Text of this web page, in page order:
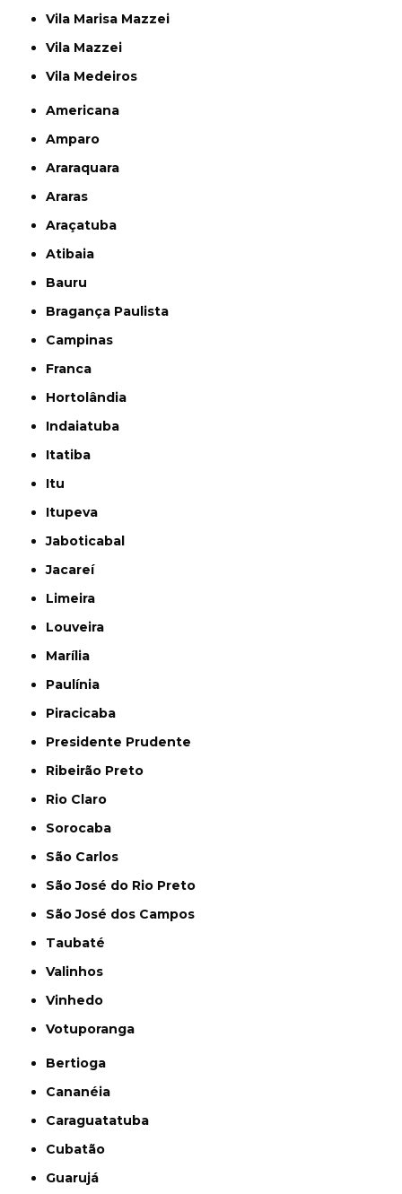
Vila Marisa Mazzei
Vila Mazzei
Vila Medeiros
Americana
Amparo
Araraquara
Araras
Araçatuba
Atibaia
Bauru
Bragança Paulista
Campinas
Franca
Hortolândia
Indaiatuba
Itatiba
Itu
Itupeva
Jaboticabal
Jacareí
Limeira
Louveira
Marília
Paulínia
Piracicaba
Presidente Prudente
Ribeirão Preto
Rio Claro
Sorocaba
São Carlos
São José do Rio Preto
São José dos Campos
Taubaté
Valinhos
Vinhedo
Votuporanga
Bertioga
Cananéia
Caraguatatuba
Cubatão
Guarujá